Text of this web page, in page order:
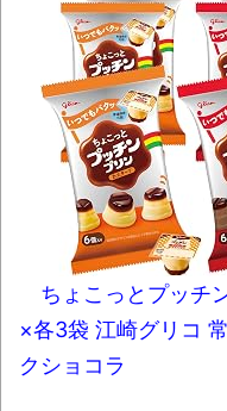
【中国】パト
屋やお煽り運転
「ム、ムリで
に入院中のオレ
「ム、ムリで
に入院中のオレ
ナチスドイツ
いう無茶に踏み
ブログお引越
まるで親子の
ちょこっとプッチ
×各3袋 江崎グリコ
クショコラ